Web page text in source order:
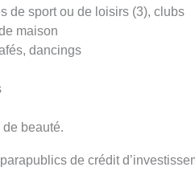
de sport ou de loisirs (3), clubs
maison
dancings
beauté.
de crédit